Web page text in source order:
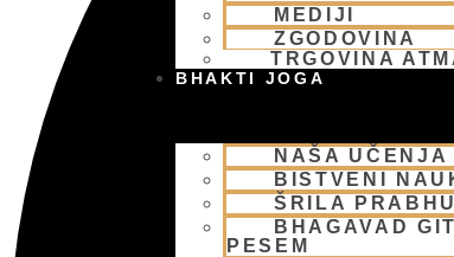
MEDIJI
ZGODOVINA
TRGOVINA
BHAKTI JOGA
NAŠA UČENJA
BISTVENI
ŠRILA
BHAGAVAD
PESEM